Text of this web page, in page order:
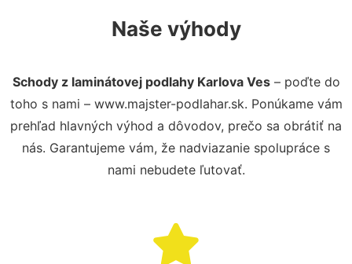
Naše výhody
Schody z laminátovej podlahy Karlova Ves– poďte do
toho s nami – www.majster-podlahar.sk. Ponúkame vám
prehľad hlavných výhod a dôvodov, prečo sa obrátiť na
nás. Garantujeme vám, že nadviazanie spolupráce s
nami nebudete ľutovať.